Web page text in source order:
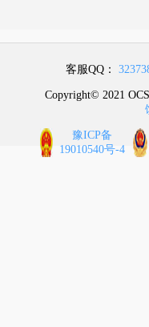
客服QQ：
Copyright© 2021
豫ICP备
19010540号-4